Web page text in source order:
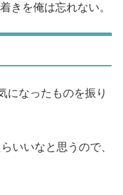
きを俺は忘れない。
になったものを振り
いいなと思うので、